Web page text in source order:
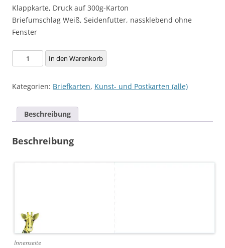
Klappkarte, Druck auf 300g-Karton
Briefumschlag Weiß, Seidenfutter, nassklebend ohne
Fenster
Briefkarte,
DIN
mit
Motiv:
Menge
In den Warenkorb
Kategorien: Briefkarten, Kunst- und Postkarten (alle)
Beschreibung
Beschreibung
Innenseite